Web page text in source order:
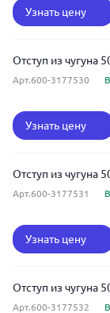
Узнать цену
Отступ из чугуна
Арт.600-3177530
Узнать цену
Отступ из чугуна
Арт.600-3177531
Узнать цену
Отступ из чугуна
Арт.600-3177532